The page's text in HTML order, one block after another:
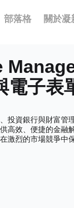
部落格 關於凝
電子表
投資銀行與財富管
高效、便捷的金融
激烈的市場競爭中